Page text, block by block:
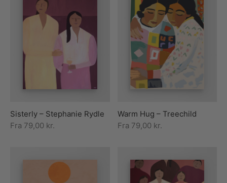
Sisterly – Stephanie Rydle
Fra 79,00 kr.
Warm Hug – Treechild
Fra 79,00 kr.